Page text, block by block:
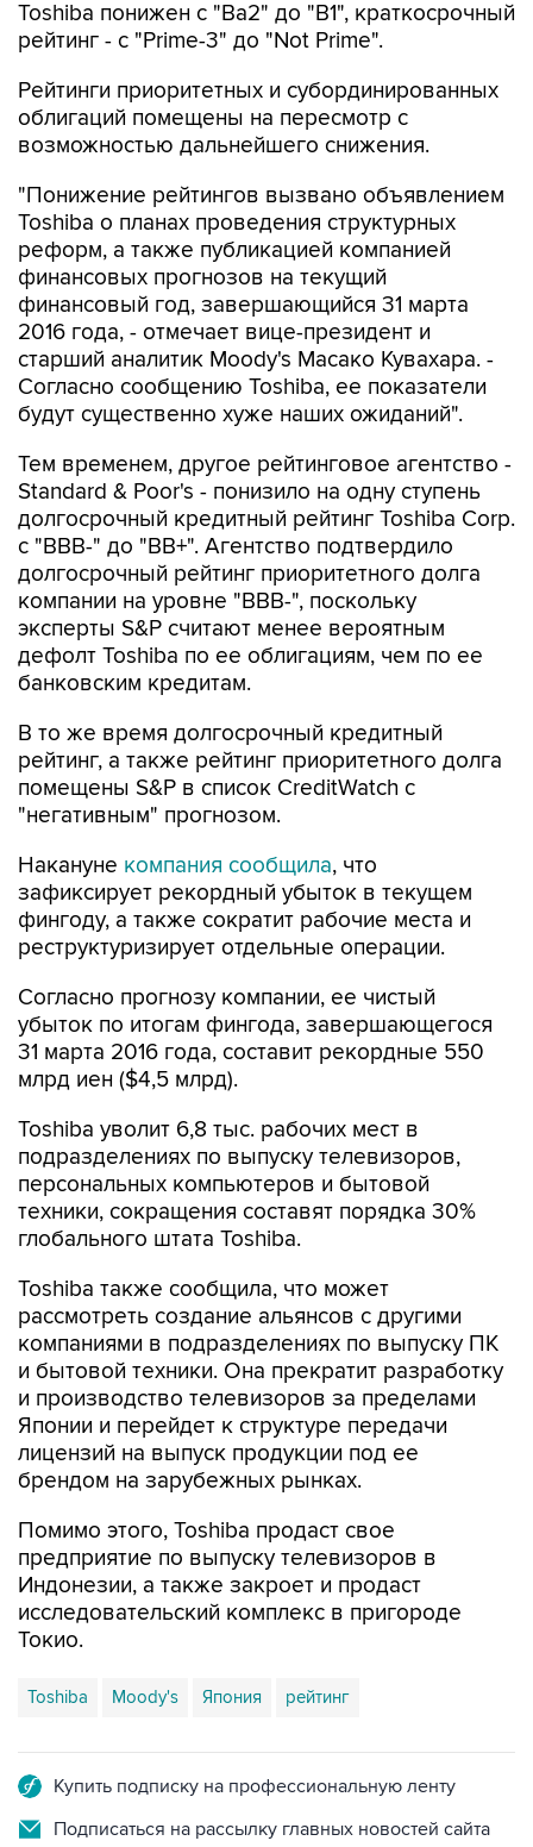
Toshiba понижен с "Ba2" до "B1", краткосрочный
рейтинг - с "Prime-3" до "Not Prime".
Рейтинги приоритетных и субординированных
облигаций помещены на пересмотр с
возможностью дальнейшего снижения.
"Понижение рейтингов вызвано объявлением
Toshiba о планах проведения структурных
реформ, а также публикацией компанией
финансовых прогнозов на текущий
финансовый год, завершающийся 31 марта
2016 года, - отмечает вице-президент и
старший аналитик Moody's Масако Кувахара. -
Согласно сообщению Toshiba, ее показатели
будут существенно хуже наших ожиданий".
Тем временем, другое рейтинговое агентство -
Standard & Poor's - понизило на одну ступень
долгосрочный кредитный рейтинг Toshiba Corp.
с "BBB-" до "BB+". Агентство подтвердило
долгосрочный рейтинг приоритетного долга
компании на уровне "BBB-", поскольку
эксперты S&P считают менее вероятным
дефолт Toshiba по ее облигациям, чем по ее
банковским кредитам.
В то же время долгосрочный кредитный
рейтинг, а также рейтинг приоритетного долга
помещены S&P в список CreditWatch с
"негативным" прогнозом.
Накануне компания сообщила, что
зафиксирует рекордный убыток в текущем
фингоду, а также сократит рабочие места и
реструктуризирует отдельные операции.
Согласно прогнозу компании, ее чистый
убыток по итогам фингода, завершающегося
31 марта 2016 года, составит рекордные 550
млрд иен ($4,5 млрд).
Toshiba уволит 6,8 тыс. рабочих мест в
подразделениях по выпуску телевизоров,
персональных компьютеров и бытовой
техники, сокращения составят порядка 30%
глобального штата Toshiba.
Toshiba также сообщила, что может
рассмотреть создание альянсов с другими
компаниями в подразделениях по выпуску ПК
и бытовой техники. Она прекратит разработку
и производство телевизоров за пределами
Японии и перейдет к структуре передачи
лицензий на выпуск продукции под ее
брендом на зарубежных рынках.
Помимо этого, Toshiba продаст свое
предприятие по выпуску телевизоров в
Индонезии, а также закроет и продаст
исследовательский комплекс в пригороде
Токио.
Toshiba Moody's Япония рейтинг
Купить подписку на профессиональную ленту
Подписаться на рассылку главных новостей сайта